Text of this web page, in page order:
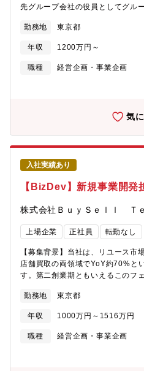
リのある、効率よく業務できる環
レス制度を導入しているため、部
で、原則として入社から2年経過
勤務が可能です（管理職は週2日
ジェクトや海外訴訟対応などの場
せていただきます。【配属部門構
性 54％、女性 46％（総合職での
合職での割合）部門トップの年齢
（総合職）：20代 4名、30代 2名
（基幹職）：20代 1名、30代 1名
アパス】担当業務は2～3年程度の
います。法務部内の担当業務を幅
などを考慮のうえ、国内外の拠点
野を持った企業法務のプロフェッ
を考えています。また、事業部門
ェクトマネージャーやマネジメン
もございます。
先グループ会社の役員としてグル
オーガニックな事業成長に加え、
長戦略の重要な柱に位置づけてい
プ会社が加わり、今後もリユース
いく方針です。M&Aはゴールでは
化できるかが事業成長の鍵を握り
性的に不足しています。今回募集
ードし、買収先グループ会社の経
シナジー創出を推進いただくPMI
先には、将来的に買収先グループ
営の中核を担っていただくことを
期待する成果】3ヶ月後：担当グル
題・組織課題の総合診断、100日
ードマップに基づき、ガバナンス
ナジー創出施策の実行をリード1
善および定量的なシナジー創出を
て経営を担うフェーズへ移行【職
の成長戦略策定および100日プラ
制の構築：取締役会／経営会議の
予実管理体制の整備・ガバナンス
備、レポーティングライン構築、
最適化施策の企画・推進・グルー
（経営／事業／管理部門）・次の
ェンスおよび統合計画策定への参
各部門と密に連携しながら、グル
勤務地 東京都
年収 1200万円～
職種
経営企画・事業企画
気
入社実績あり
【BizDev】新規事業開発
株式会社ＢｕｙＳｅｌｌ Ｔ
上場企業 正社員 転勤なし
【募集背景】当社は、リユース市
店舗買取の両領域でYoY約70%と
す。第二創業期ともいえるこのフ
デルの最適化など、次なる成長ド
こで、戦略的に事業の拡大を図り
し、企業の成長により一層の拍車
おいて、企画から実行までリード
し、財務／商流・物流含めたビジ
勤務地 東京都
年収 1000万円～1516万円
職種
経営企画・事業企画